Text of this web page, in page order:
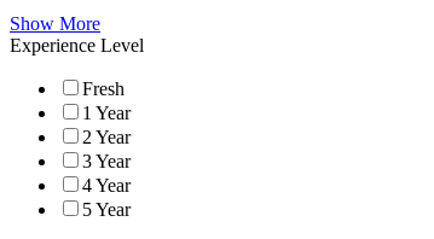
Show More
Experience Level
Fresh
1 Year
2 Year
3 Year
4 Year
5 Year